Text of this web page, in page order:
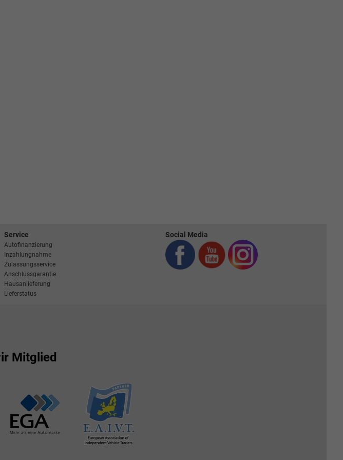
Service
Autofinanzierung
Inzahlungnahme
Zulassungsservice
Anschlussgarantie
Hausanlieferung
Lieferstatus
Social Media
Mitglied